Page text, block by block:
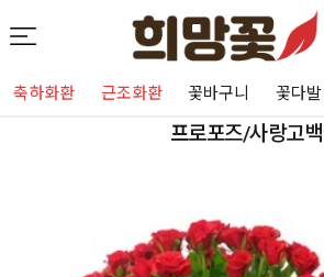
축하화환 근조화환 꽃바구니 꽃다발
프로포즈/사랑고백